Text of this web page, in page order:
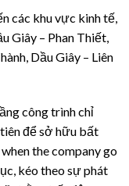
các khu vực kinh tế,
Giây – Phan Thiết,
Dầu Giây – Liên
công trình chỉ
để sở hữu bất
the company go
kéo theo sự phát